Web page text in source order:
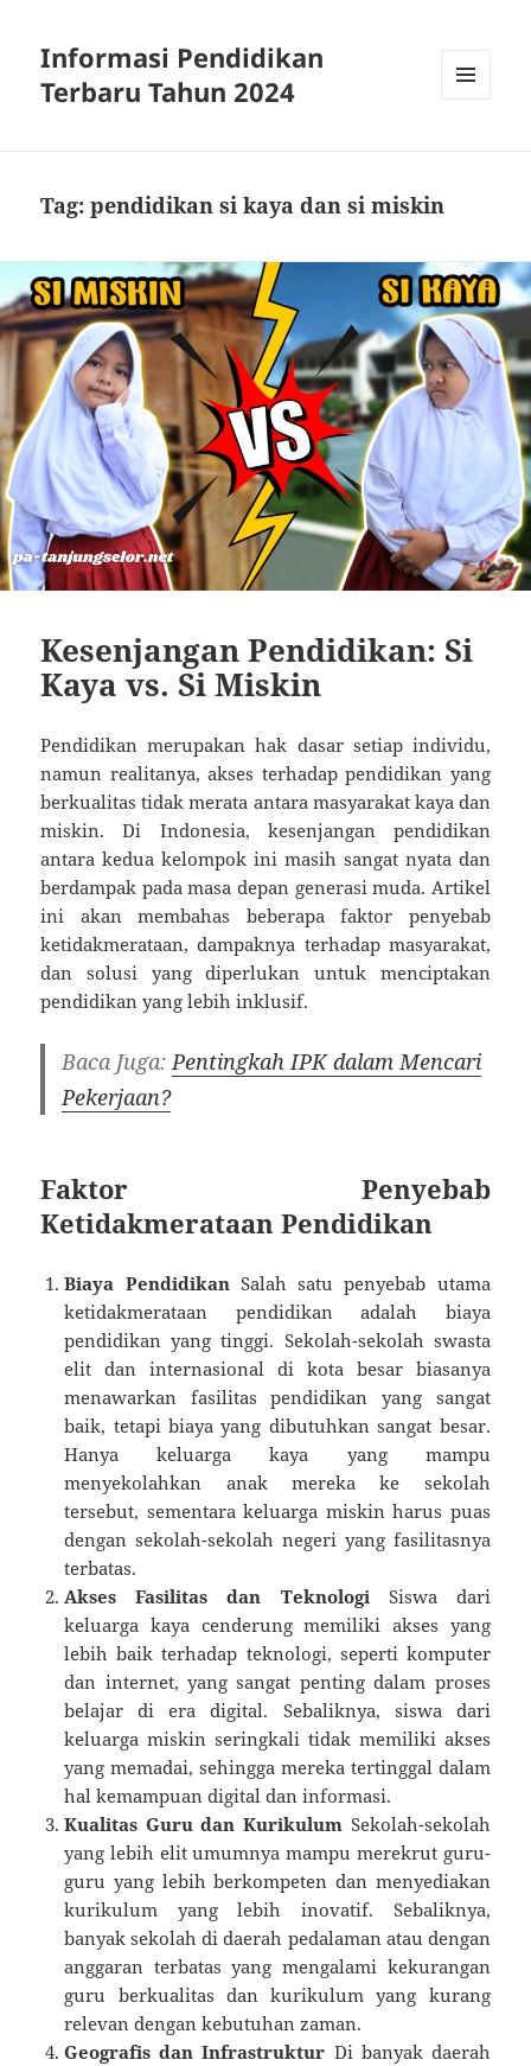
Informasi Pendidikan
Terbaru Tahun 2024
Tag:pendidikan si kaya dan si miskin
Kesenjangan Pendidikan: Si
Kaya vs. Si Miskin
Pendidikan merupakan hak dasar setiap individu,
namun realitanya, akses terhadap pendidikan yang
berkualitas tidak merata antara masyarakat kaya dan
miskin. Di Indonesia, kesenjangan pendidikan
antara kedua kelompok ini masih sangat nyata dan
berdampak pada masa depan generasi muda. Artikel
ini akan membahas beberapa faktor penyebab
ketidakmerataan, dampaknya terhadap masyarakat,
dan solusi yang diperlukan untuk menciptakan
pendidikan yang lebih inklusif.
Baca Juga: Pentingkah IPK dalam Mencari
Pekerjaan?
Faktor Penyebab
Ketidakmerataan Pendidikan
Biaya Pendidikan Salah satu penyebab utama
ketidakmerataan pendidikan adalah biaya
pendidikan yang tinggi. Sekolah-sekolah swasta
elit dan internasional di kota besar biasanya
menawarkan fasilitas pendidikan yang sangat
baik, tetapi biaya yang dibutuhkan sangat besar.
Hanya keluarga kaya yang mampu
menyekolahkan anak mereka ke sekolah
tersebut, sementara keluarga miskin harus puas
dengan sekolah-sekolah negeri yang fasilitasnya
terbatas.
Akses Fasilitas dan Teknologi Siswa dari
keluarga kaya cenderung memiliki akses yang
lebih baik terhadap teknologi, seperti komputer
dan internet, yang sangat penting dalam proses
belajar di era digital. Sebaliknya, siswa dari
keluarga miskin seringkali tidak memiliki akses
yang memadai, sehingga mereka tertinggal dalam
hal kemampuan digital dan informasi.
Kualitas Guru dan Kurikulum Sekolah-sekolah
yang lebih elit umumnya mampu merekrut guru-
guru yang lebih berkompeten dan menyediakan
kurikulum yang lebih inovatif. Sebaliknya,
banyak sekolah di daerah pedalaman atau dengan
anggaran terbatas yang mengalami kekurangan
guru berkualitas dan kurikulum yang kurang
relevan dengan kebutuhan zaman.
Geografis dan Infrastruktur Di banyak daerah